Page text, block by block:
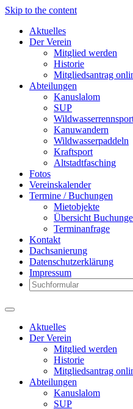
Skip to the content
Aktuelles
Der Verein
Mitglied werden
Historie
Mitgliedsantrag
Abteilungen
Kanuslalom
SUP
Kanuwandern
Wildwasserpaddeln
Kraftsport
Altstadtfasching
Fotos
Vereinskalender
Termine / Buchungen
Mietobjekte
Übersicht
Terminanfrage
Kontakt
Dachsanierung
Datenschutzerklärung
Impressum
Aktuelles
Der Verein
Mitglied werden
Historie
Mitgliedsantrag
Abteilungen
Kanuslalom
SUP